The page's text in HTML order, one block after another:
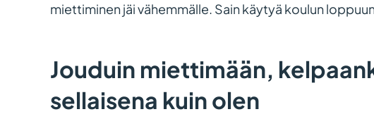
miettiminen jäi vähemmälle. Sain käytyä koulun
Jouduin miettimään,
sellaisena kuin olen